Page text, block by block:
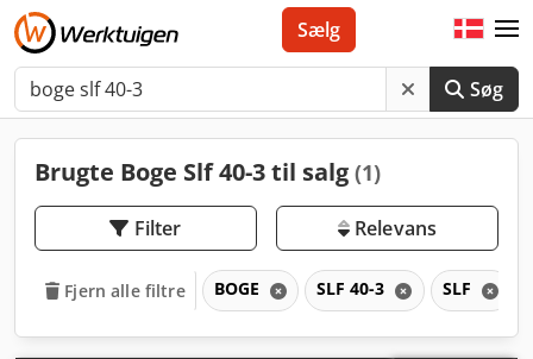
Søg
Sælg
Brugte Boge Slf 40-3 til salg (1)
Filter Relevans
Fjern alle filtre BOGE SLF 40-3 SLF